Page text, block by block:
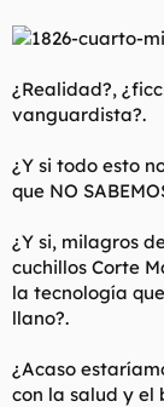
¿Realidad?,
vanguardista?.
¿Y si todo esto
que NO
¿Y si, milagros
cuchillos Corte
la tecnología
llano?.
¿Acaso
con la salud y el